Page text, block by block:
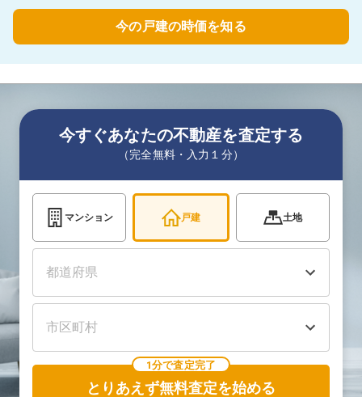
今の戸建の時価を知る
今すぐあなたの不動産を査定する
（完全無料・入力１分）
マンション 戸建 土地
1分で査定完了
とりあえず無料査定を始める